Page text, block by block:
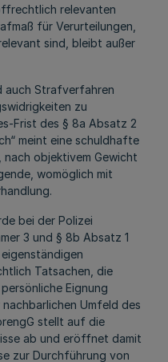
relevanten
für Verurteilungen,
sind, bleibt außer
auch Strafverfahren
zu
Frist des § 8a Absatz 2
meint eine schuldhafte
objektivem Gewicht
womöglich mit
bei der Polizei
3 und § 8b Absatz 1
Tatsachen, die
Eignung
Umfeld des
stellt auf die
ab und eröffnet damit
zur Durchführung von